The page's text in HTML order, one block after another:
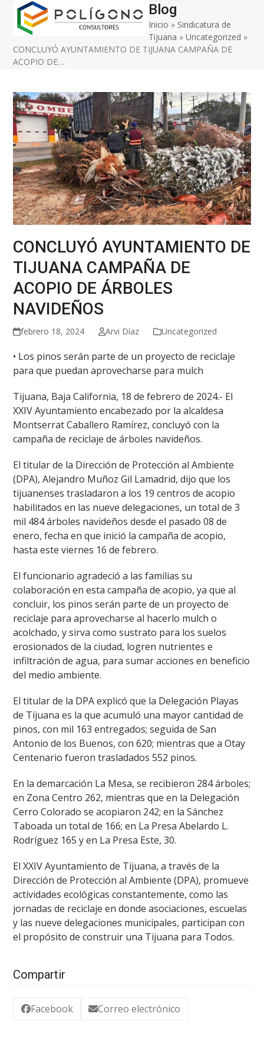
Skip
content
Open
mobile
menu
Close
mobile
menu
Blog
Inicio » Sindicatura de
Tijuana »Uncategorized »
CONCLUYÓ AYUNTAMIENTO DE TIJUANA CAMPAÑA DE
ACOPIO DE…
CONCLUYÓ AYUNTAMIENTO DE
TIJUANA CAMPAÑA DE
ACOPIO DE ÁRBOLES
NAVIDEÑOS
febrero 18, 2024 Arvi Díaz Uncategorized
• Los pinos serán parte de un proyecto de reciclaje
para que puedan aprovecharse para mulch
Tijuana, Baja California, 18 de febrero de 2024.- El
XXIV Ayuntamiento encabezado por la alcaldesa
Montserrat Caballero Ramírez, concluyó con la
campaña de reciclaje de árboles navideños.
El titular de la Dirección de Protección al Ambiente
(DPA), Alejandro Muñoz Gil Lamadrid, dijo que los
tijuanenses trasladaron a los 19 centros de acopio
habilitados en las nueve delegaciones, un total de 3
mil 484 árboles navideños desde el pasado 08 de
enero, fecha en que inició la campaña de acopio,
hasta este viernes 16 de febrero.
El funcionario agradeció a las familias su
colaboración en esta campaña de acopio, ya que al
concluir, los pinos serán parte de un proyecto de
reciclaje para aprovecharse al hacerlo mulch o
acolchado, y sirva como sustrato para los suelos
erosionados de la ciudad, logren nutrientes e
infiltración de agua, para sumar acciones en beneficio
del medio ambiente.
El titular de la DPA explicó que la Delegación Playas
de Tijuana es la que acumuló una mayor cantidad de
pinos, con mil 163 entregados; seguida de San
Antonio de los Buenos, con 620; mientras que a Otay
Centenario fueron trasladados 552 pinos.
En la demarcación La Mesa, se recibieron 284 árboles;
en Zona Centro 262, mientras que en la Delegación
Cerro Colorado se acopiaron 242; en la Sánchez
Taboada un total de 166; en La Presa Abelardo L.
Rodríguez 165 y en La Presa Este, 30.
El XXIV Ayuntamiento de Tijuana, a través de la
Dirección de Protección al Ambiente (DPA), promueve
actividades ecológicas constantemente, como las
jornadas de reciclaje en donde asociaciones, escuelas
y las nueve delegaciones municipales, participan con
el propósito de construir una Tijuana para Todos.
Compartir
Facebook Correo electrónico